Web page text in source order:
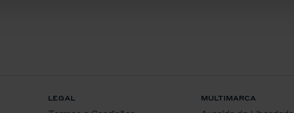
LEGAL MULTIMARCA